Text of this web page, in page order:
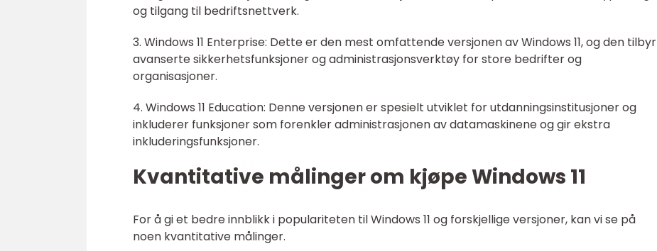
og tilgang til bedriftsnettverk.
3. Windows 11 Enterprise: Dette er den mest omfattende versjonen av Windows 11, og den tilbyr
avanserte sikkerhetsfunksjoner og administrasjonsverktøy for store bedrifter og
organisasjoner.
4. Windows 11 Education: Denne versjonen er spesielt utviklet for utdanningsinstitusjoner og
inkluderer funksjoner som forenkler administrasjonen av datamaskinene og gir ekstra
inkluderingsfunksjoner.
Kvantitative målinger om kjøpe Windows 11
For å gi et bedre innblikk i populariteten til Windows 11 og forskjellige versjoner, kan vi se på
noen kvantitative målinger.